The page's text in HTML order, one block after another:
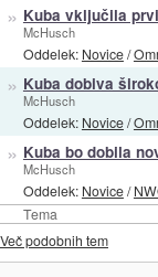
Tema
» Kuba vključila
McHusch
Oddelek: Novice/
» Kuba dobiva
McHusch
Oddelek: Novice/
» Kuba bo dobila
McHusch
Oddelek: Novice/
Več podobnih tem